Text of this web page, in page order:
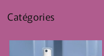
Catégories